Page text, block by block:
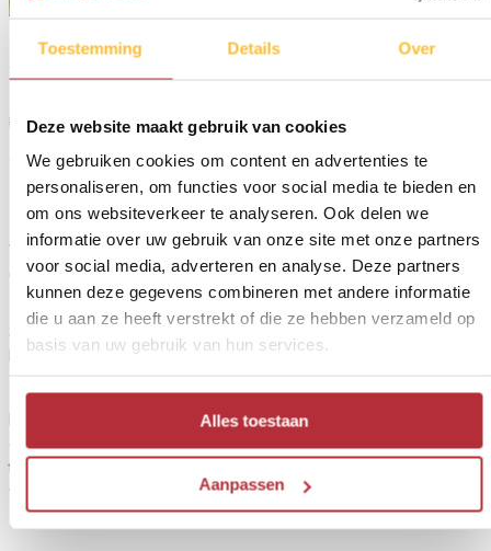
Toestemming Details Over
Deze website maakt gebruik van cookies
We gebruiken cookies om content en advertenties te
personaliseren, om functies voor social media te bieden en
om ons websiteverkeer te analyseren. Ook delen we
informatie over uw gebruik van onze site met onze partners
voor social media, adverteren en analyse. Deze partners
kunnen deze gegevens combineren met andere informatie
die u aan ze heeft verstrekt of die ze hebben verzameld op
basis van uw gebruik van hun services.
Alles toestaan
Aanpassen
1 Extra activiteit
Verblijf in een agriturismo buiten de stad
Vanaf € 265,- p.p. bij 2 personen in het laagseizoen en vanaf
€320 in juli en augustus
3 overnachtingen inclusief ontbijt en proeverij van Madonië
lekkernijen
In het binnenland, nabij Cefalu, vind je deze fijne accommodatie
omringd door onder andere fruit- en olijfbomen. Vanaf het ruime
terras heb je uitzicht op zee en kom je volledig tot rust aan het
verkoelende zwembad.